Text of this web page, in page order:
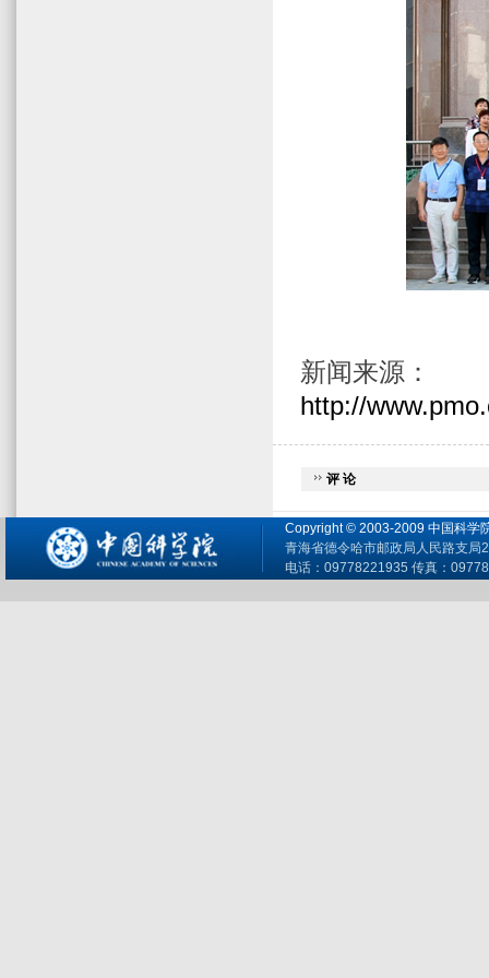
新闻来源：
http://
评 论
Copyright © 2003-2009 中国科学
青海省德令哈市邮政局人民路支局
电话：09778221935 传真：